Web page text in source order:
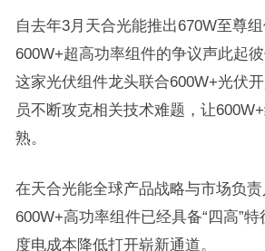
自去年3月天合光能推出670W至尊
600W+超高功率组件的争议声此起
这家光伏组件龙头联合600W+光伏
员不断攻克相关技术难题，让
熟。
在天合光能全球产品战略与市场负责
600W+高功率组件已经具备“四高”
度电成本降低打开崭新通道。